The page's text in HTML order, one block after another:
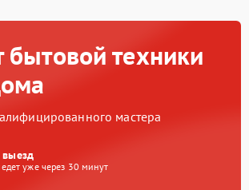
бытовой техники
мастера
уже через 30 минут